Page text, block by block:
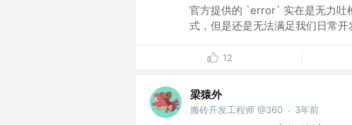
官方提供的 `error` 实在是无力吐
式，但是还是无法满足我们日常
12
梁猿外
搬砖开发工程师 @360 · 3年前